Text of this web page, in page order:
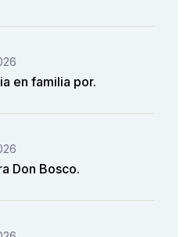
en familia por.
Don Bosco.